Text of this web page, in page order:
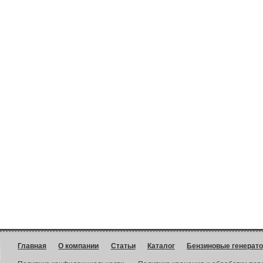
Главная О компании Статьи Каталог Бензиновые